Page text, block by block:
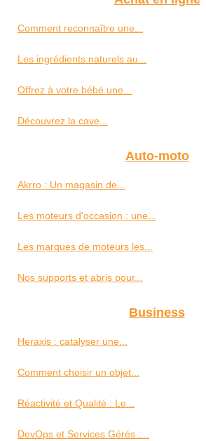
Comment reconnaître une...
Les ingrédients naturels au...
Offrez à votre bébé une...
Découvrez la cave...
Auto-moto
Akrro : Un magasin de...
Les moteurs d'occasion : une...
Les marques de moteurs les...
Nos supports et abris pour...
Business
Heraxis : catalyser une...
Comment choisir un objet...
Réactivité et Qualité : Le...
DevOps et Services Gérés :...